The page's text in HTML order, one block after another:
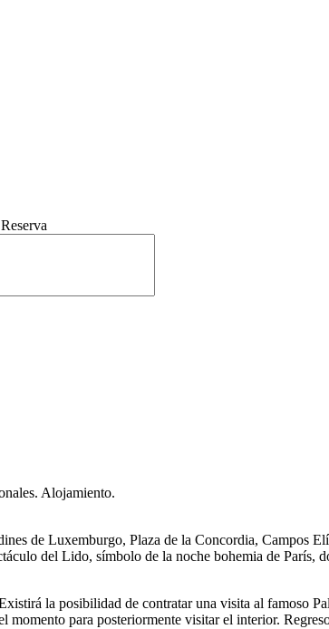
Alojamiento.
de Luxemburgo, Plaza de la Concordia, Campos
del Lido, símbolo de la noche bohemia de París,
la posibilidad de contratar una visita al famoso
momento para posteriormente visitar el interior.